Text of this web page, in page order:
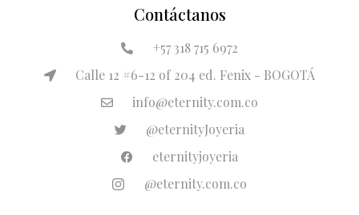
Contáctanos
+57 318 715 6972
Calle 12 #6-12 of 204 ed. Fenix - BOGOTÁ
info@eternity.com.co
@eternityJoyeria
eternityjoyeria
@eternity.com.co